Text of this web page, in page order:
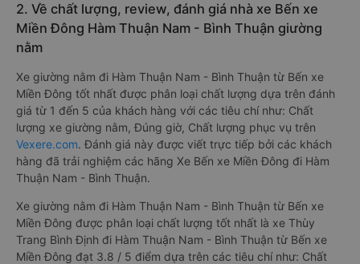
2. Về chất lượng, review, đánh giá nhà xe Bến xe
Miền Đông Hàm Thuận Nam - Bình Thuận giường
nằm
Xe giường nằm đi Hàm Thuận Nam - Bình Thuận từ Bến xe
Miền Đông tốt nhất được phân loại chất lượng dựa trên đánh
giá từ 1 đến 5 của khách hàng với các tiêu chí như: Chất
lượng xe giường nằm, Đúng giờ, Chất lượng phục vụ trên
Vexere.com. Đánh giá này được viết trực tiếp bởi các khách
hàng đã trải nghiệm các hãng Xe Bến xe Miền Đông đi Hàm
Thuận Nam - Bình Thuận.
Xe giường nằm đi Hàm Thuận Nam - Bình Thuận từ Bến xe
Miền Đông được phân loại chất lượng tốt nhất là xe Thùy
Trang Bình Định đi Hàm Thuận Nam - Bình Thuận từ Bến xe
Miền Đông đạt 3.8 / 5 điểm dựa trên các tiêu chí như: Chất